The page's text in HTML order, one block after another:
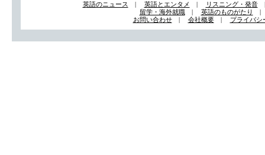
英語のニュース | 英語とエンタメ | リスニング・発音
留学・海外就職| 英語のものがたり
お問い合わせ| 会社概要| プライバシ